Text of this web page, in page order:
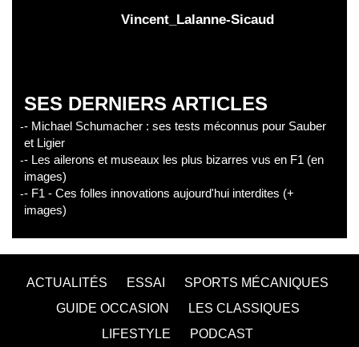
Vincent_Lalanne-Sicaud
SES DERNIERS ARTICLES
- Michael Schumacher : ses tests méconnus pour Sauber
et Ligier
- Les ailerons et museaux les plus bizarres vus en F1 (en
images)
- F1 - Ces folles innovations aujourd'hui interdites (+
images)
ACTUALITÉS ESSAI
SPORTS MÉCANIQUES
GUIDE OCCASION
LES CLASSIQUES
LIFESTYLE
PODCAST